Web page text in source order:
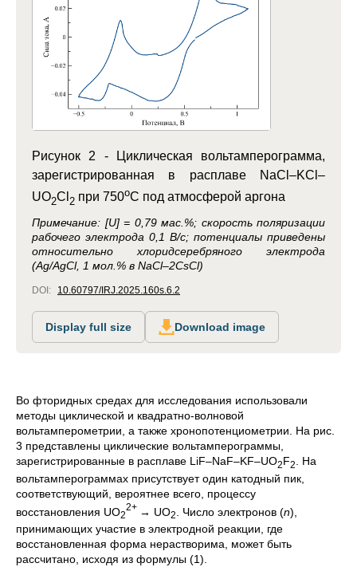
Рисунок 2 -
Циклическая вольтамперограмма,
зарегистрированная в расплаве NaCl–KCl–
UO2Cl 2 при 750оС под атмосферой аргона
Примечание: [U] = 0,79 мас.%; скорость поляризации
рабочего электрода 0,1 В/с; потенциалы приведены
относительно хлоридсеребряного электрода
(Ag/AgCl, 1 мол.% в NaCl–2CsCl)
DOI: 10.60797/IRJ.2025.160s.6.2
Display full size Download image
Во фторидных средах для исследования использовали
методы циклической и квадратно-волновой
вольтамперометрии, а также хронопотенциометрии. На рис.
3 представлены циклические вольтамперограммы,
зарегистрированные в расплаве LiF–NaF–KF–UO2F2
. На
вольтамперограммах присутствует один катодный пик,
соответствующий, вероятнее всего, процессу
восстановления UO2
2+ → UO2 Число электронов (n),
принимающих участие в электродной реакции, где
восстановленная форма нерастворима, может быть
рассчитано, исходя из формулы (1).